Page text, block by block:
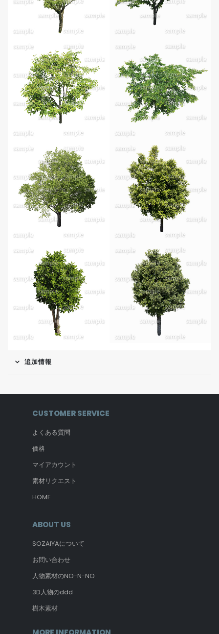
追加情報
CUSTOMER SERVICE
よくある質問
価格
マイアカウント
素材リクエスト
HOME
ABOUT US
SOZAIYAについて
お問い合わせ
人物素材のNO-N-NO
3D人物のddd
樹木素材